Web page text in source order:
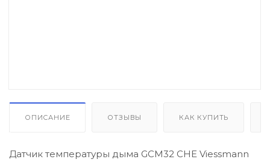
ОПИСАНИЕ ОТЗЫВЫ КАК КУПИТЬ
Датчик температуры дыма GCM32 CHE Viessmann
Теплоизоляция (изоляционные
панели) камеры сгорания
Прочие компоненты